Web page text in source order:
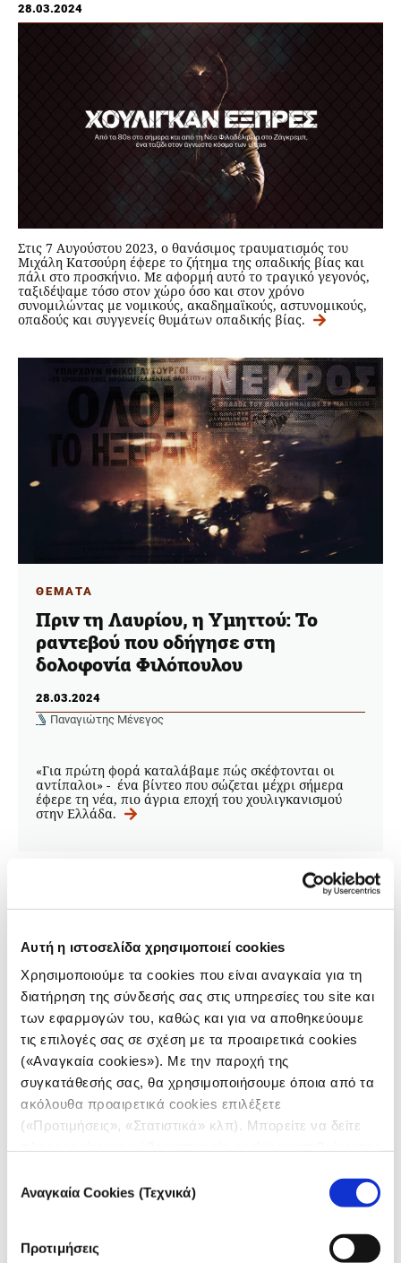
Αυτή η ιστοσελίδα χρησιμοποιεί cookies
Χρησιμοποιούμε τα cookies που είναι αναγκαία για τη
διατήρηση της σύνδεσής σας στις υπηρεσίες του site και
των εφαρμογών του, καθώς και για να αποθηκεύουμε
τις επιλογές σας σε σχέση με τα προαιρετικά cookies
(«Αναγκαία cookies»). Με την παροχή της
συγκατάθεσής σας, θα χρησιμοποιήσουμε όποια από τα
ακόλουθα προαιρετικά cookies επιλέξετε
(«Προτιμήσεις», «Στατιστικά» κλπ). Μπορείτε να δείτε
συγκατάθεσης
Αναγκαία Cookies (Τεχνικά)
Προτιμήσεις
28.03.2024
Στις 7 Αυγούστου 2023, ο θανάσιμος τραυματισμός του
Μιχάλη Κατσούρη έφερε το ζήτημα της οπαδικής βίας και
πάλι στο προσκήνιο. Με αφορμή αυτό το τραγικό γεγονός,
ταξιδέψαμε τόσο στον χώρο όσο και στον χρόνο
συνομιλώντας με νομικούς, ακαδημαϊκούς, αστυνομικούς,
οπαδούς και συγγενείς θυμάτων οπαδικής βίας.
ΘΕΜΑΤΑ
Πριν τη Λαυρίου, η Υμηττού: Το
ραντεβού που οδήγησε στη
δολοφονία Φιλόπουλου
28.03.2024
Παναγιώτης Μένεγος
«Για πρώτη φορά καταλάβαμε πώς σκέφτονται οι
αντίπαλοι» - ένα βίντεο που σώζεται μέχρι σήμερα
έφερε τη νέα, πιο άγρια εποχή του χουλιγκανισμού
στην Ελλάδα.
ΘΕΜΑΤΑ
Στο δωμάτιο με τους Bad Blue Boys
Κώστας Κουκουμάκας
Το iMEdD συνάντησε στο Ζάγκρεμπ ηγετικά στελέχη
μιας από τις πιο σκληρές ομάδες Ultras στην Ευρώπη.